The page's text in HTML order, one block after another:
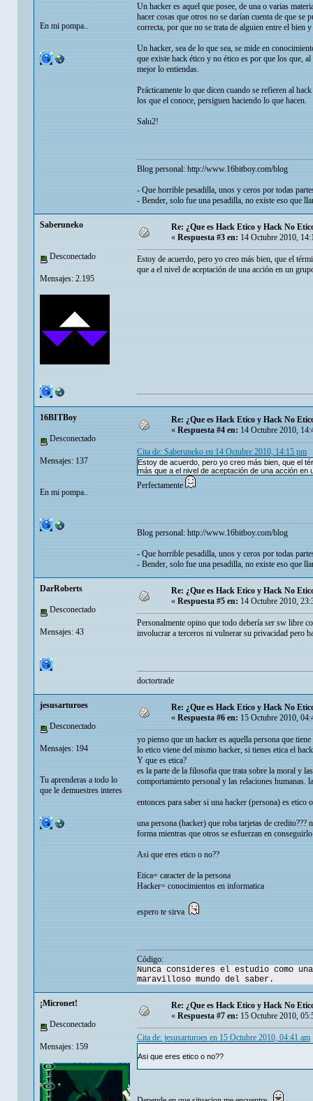
En mi pompa..
Un hacker es aquel que posee, de una o varias
hacer cosas que otros no se darían cuenta de que se
correcta, por que no se trata de alguien entre el bien
Un hacker, sea de lo que sea, se mide en
que existe hack ético y no ético es por que los que,
mejor lo entiendas.
Prácticamente lo que dicen cuando se refieren al
los que el conoce, persiguen haciendo lo que hacen.
Salu2!
Blog personal:http://www.16bitboy.com/blog
- Que horrible pesadilla, unos y ceros por todas
- Bender, solo fue una pesadilla, no existe eso que
Saberuneko
Desconectado
Mensajes: 2.195
Re: ¿Que es Hack Etico y Hack No
« Respuesta #3 en: 14 Octubre 2010,
Estoy de acuerdo, pero yo creo más bien, que el
que a el nivel de aceptación de una acción en un
16BITBoy
Desconectado
Mensajes: 137
En mi pompa..
Re: ¿Que es Hack Etico y Hack No
«Respuesta #4 en:14 Octubre 2010,
Cita de: Saberuneko en 14 Octubre 2010, 14:15 pm
Estoy de acuerdo, pero yo creo más bien, que el
más que a el nivel de aceptación de una acción
Perfectamente
Blog personal:http://www.16bitboy.com/blog
- Que horrible pesadilla, unos y ceros por todas
- Bender, solo fue una pesadilla, no existe eso que
DarRoberts
Desconectado
Mensajes: 43
Re: ¿Que es Hack Etico y Hack No
« Respuesta #5 en: 14 Octubre 2010,
Personalmente opino que todo debería ser sw libre
involucrar a terceros ni vulnerar su privacidad pero
doctortrade
jesusarturoes
Desconectado
Mensajes: 194
Tu aprenderas a todo lo
que le demuestres interes
Re: ¿Que es Hack Etico y Hack No
«Respuesta #6 en:15 Octubre 2010,
yo pienso que un hacker es aquella persona que
lo etico viene del mismo hacker, si tienes etica el
Y que es etica?
es la parte de la filosofia que trata sobre la moral y
comportamiento personal y las relaciones humanas.
entonces para saber si una hacker (persona) es
una persona (hacker) que roba tarjetas de
forma mientras que otros se esfuerzan en
Asi que eres etico o no??
Etica= caracter de la persona
Hacker= conocimientos en informatica
espero te sirva
Código:
Nunca consideres el estudio como
maravilloso mundo del saber.
¡Micronet!
Desconectado
Mensajes: 159
Re: ¿Que es Hack Etico y Hack No
« Respuesta #7 en: 15 Octubre 2010,
Cita de: jesusarturoes en 15 Octubre 2010, 04:41 am
Asi que eres etico o no??